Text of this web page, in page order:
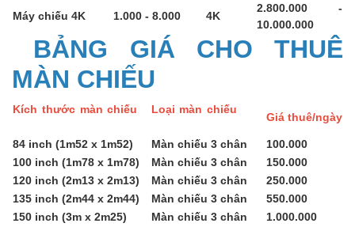
Máy chiếu 4K
1.000 - 8.000 4K
2.800.000 -
10.000.000
BẢNG GIÁ CHO THUÊ
MÀN CHIẾU
Kích thước màn chiếu Loại màn chiếu
Giá thuê/ngày
84 inch (1m52 x 1m52)
Màn chiếu 3 chân
100.000
100 inch (1m78 x 1m78)
Màn chiếu 3 chân
150.000
120 inch (2m13 x 2m13)
Màn chiếu 3 chân
250.000
135 inch (2m44 x 2m44)
Màn chiếu 3 chân
550.000
150 inch (3m x 2m25)
Màn chiếu 3 chân
1.000.000